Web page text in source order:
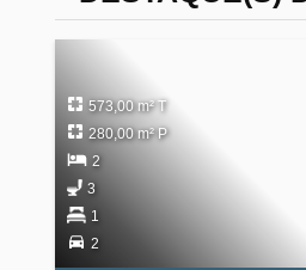
573,00 m² T
280,00 m² P
2
3
1
2